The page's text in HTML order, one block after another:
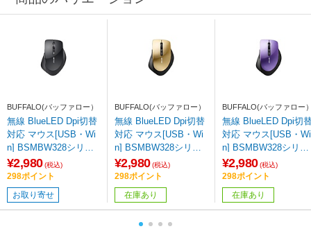
BUFFALO(バッファロー）
無線 BlueLED Dpi切替
対応 マウス[USB・Wi
n] BSMBW328シリー
ズ（5ボタン・ブラッ
ク） BSMBW328BK
¥2,980 (税込)
298ポイント
お取り寄せ
BUFFALO(バッファロー）
無線 BlueLED Dpi切替
対応 マウス[USB・Wi
n] BSMBW328シリー
ズ（5ボタン・シャン
パンゴールド ）BSMB
W328SG
¥2,980 (税込)
298ポイント
在庫あり
BUFFALO(バッファロー
無線 BlueLED Dpi切替
対応 マウス[USB・Wi
n] BSMBW328シリー
ズ（5ボタン・パープ
ル）BSMBW328PU
¥2,980 (税込)
298ポイント
在庫あり